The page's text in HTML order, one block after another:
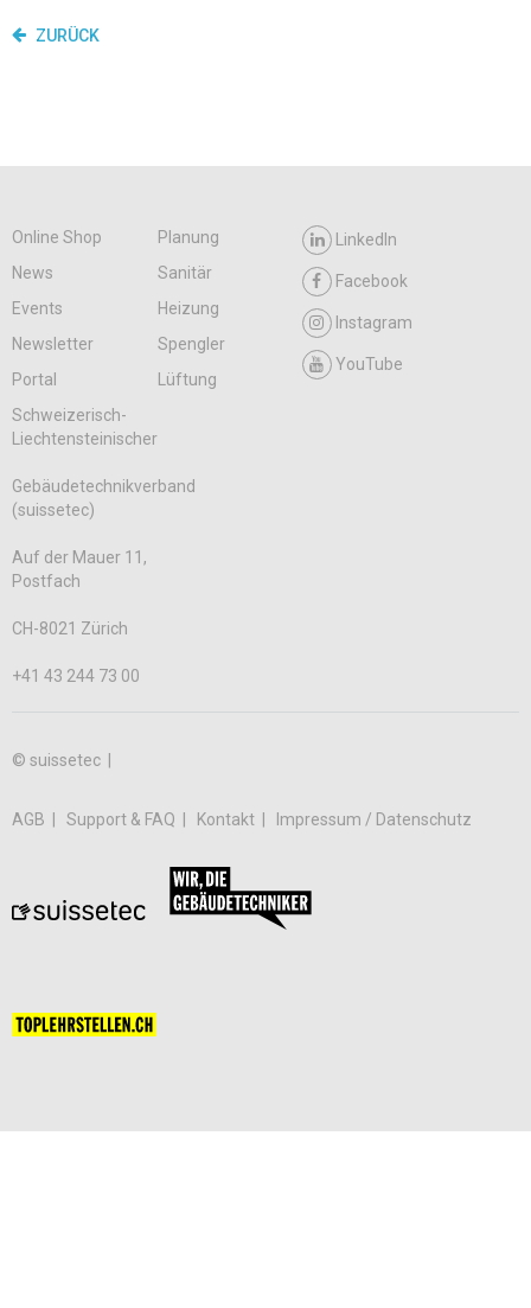
ZURÜCK
Online Shop
Planung
News
Sanitär
Events
Heizung
Newsletter
Spengler
Portal
Lüftung
LinkedIn
Facebook
Instagram
YouTube
Schweizerisch-
Liechtensteinischer
Gebäudetechnikverband
(suissetec)
Auf der Mauer 11,
Postfach
CH-8021 Zürich
+41 43 244 73 00
© suissetec |
AGB Support & FAQ Kontakt Impressum / Datenschutz